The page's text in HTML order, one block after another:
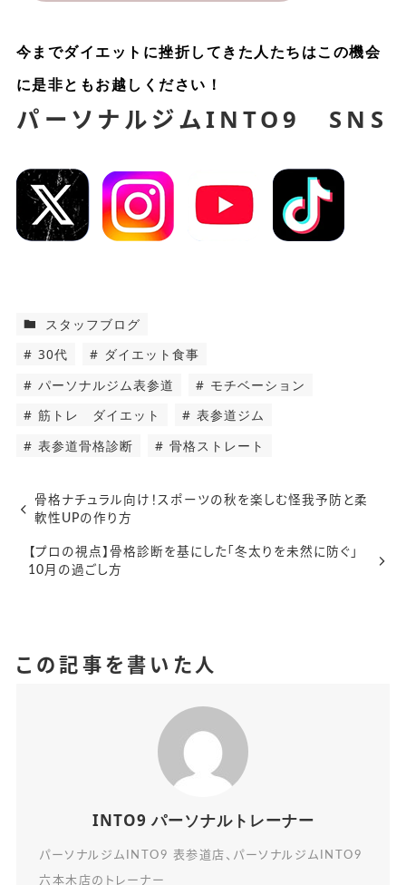
今までダイエットに挫折してきた人たちはこの機会
に是非ともお越しください！
パーソナルジム INTO9 SNS
スタッフブログ
30代
ダイエット食事
パーソナルジム表参道
モチベーション
筋トレ ダイエット
表参道ジム
表参道骨格診断
骨格ストレート
骨格ナチュラル向け！スポーツの秋を楽しむ怪我予防と柔
軟性UPの作り方
【プロの視点】骨格診断を基にした「冬太りを未然に防ぐ」
10月の過ごし方
この記事を書いた人
INTO9 パーソナルトレーナー
パーソナルジムINTO9 表参道店、パーソナルジムINTO9
六本木店のトレーナー